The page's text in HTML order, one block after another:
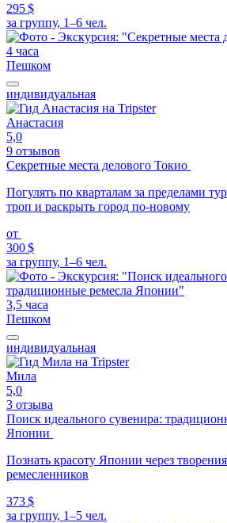
295 $
за группу, 1–6 чел.
4 часа
Пешком
индивидуальная
Анастасия
5,0
9 отзывов
Секретные места делового Токио
Погулять по кварталам за пределами
троп и раскрыть город по-новому
от
300 $
за группу, 1–6 чел.
3,5 часа
Пешком
индивидуальная
Мила
5,0
3 отзыва
Поиск идеального сувенира:
Японии
Познать красоту Японии через
ремесленников
373 $
за группу, 1–5 чел.